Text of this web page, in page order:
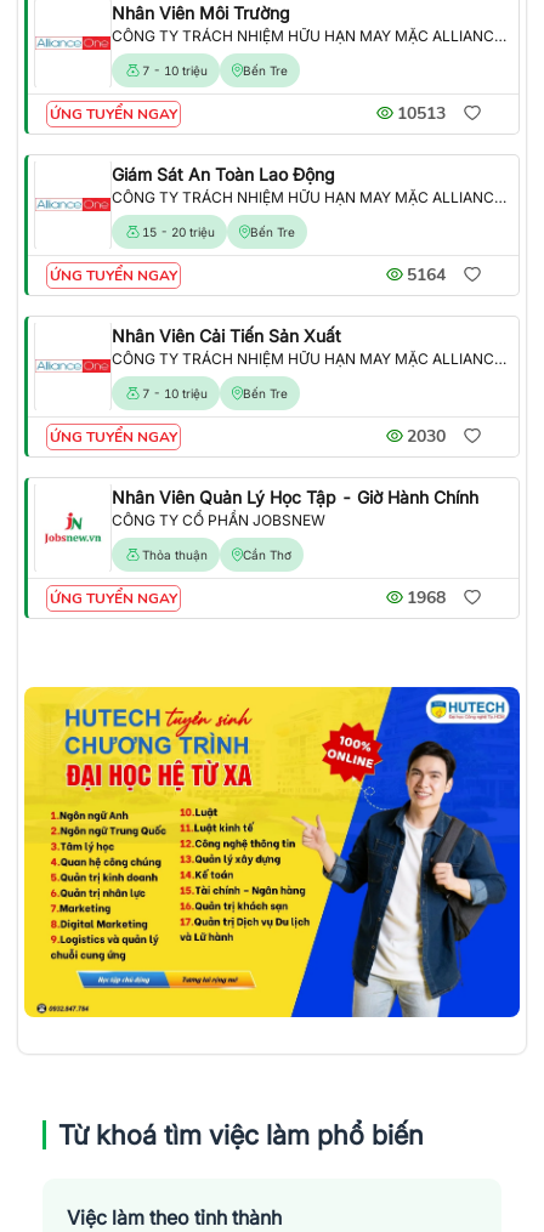
Nhân Viên Môi Trường
CÔNG TY TRÁCH NHIỆM HỮU HẠN MAY MẶC ALLIANCE ONE
7 - 10 triệu Bến Tre
ỨNG TUYỂN NGAY 10513
Giám Sát An Toàn Lao Động
CÔNG TY TRÁCH NHIỆM HỮU HẠN MAY MẶC ALLIANCE ONE
15 - 20 triệu Bến Tre
ỨNG TUYỂN NGAY 5164
Nhân Viên Cải Tiến Sản Xuất
CÔNG TY TRÁCH NHIỆM HỮU HẠN MAY MẶC ALLIANCE ONE
7 - 10 triệu Bến Tre
ỨNG TUYỂN NGAY 2030
Nhân Viên Quản Lý Học Tập - Giờ Hành Chính
CÔNG TY CỔ PHẦN JOBSNEW
Thỏa thuận Cần Thơ
ỨNG TUYỂN NGAY 1968
Từ khoá tìm việc làm phổ biến
Việc làm theo tỉnh thành